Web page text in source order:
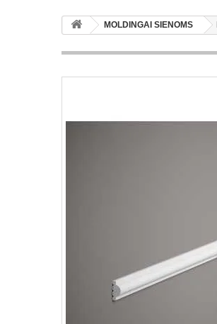
MOLDINGAI SIENOMS